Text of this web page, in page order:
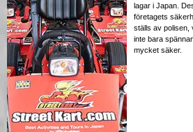
lagar i Japan.
företagets
ställs av polisen,
inte bara
mycket säker.